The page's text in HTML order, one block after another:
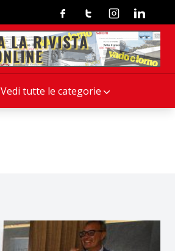
Vedi tutte le categorie
FacebookTwitterInstagramLinkedin